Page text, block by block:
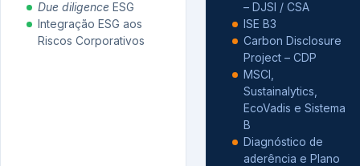
Due diligence ESG
Integração ESG aos
Riscos Corporativos
– DJSI / CSA
ISE B3
Carbon Disclosure
Project – CDP
MSCI,
Sustainalytics,
EcoVadis e Sistema
B
Diagnóstico de
aderência e Plano